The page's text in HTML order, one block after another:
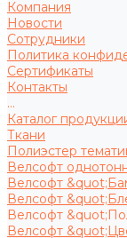
Компания
Новости
Сотрудники
Политика
Сертификаты
Контакты
...
Каталог
Ткани
Полиэстер
Велсофт
Велсофт
Велсофт
Велсофт
Велсофт